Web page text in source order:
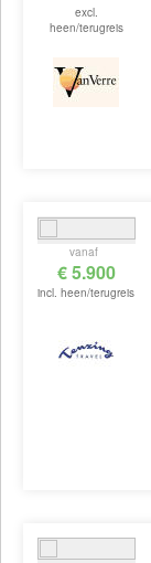
excl.
heen/terugreis
vanaf
€ 5.900
incl. heen/terugreis